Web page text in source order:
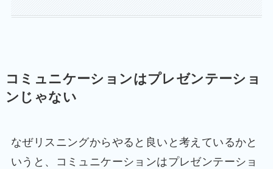
コミュニケーションはプレゼンテーショ
ンじゃない
なぜリスニングからやると良いと考えているかと
いうと、コミュニケーションはプレゼンテーショ